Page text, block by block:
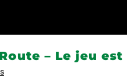
– Le jeu